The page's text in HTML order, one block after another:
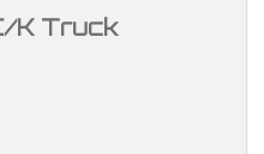
K Truck